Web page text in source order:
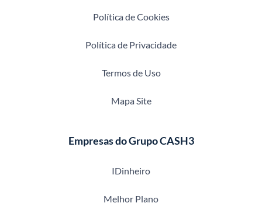
Política de Cookies
Política de Privacidade
Termos de Uso
Mapa Site
Empresas do Grupo CASH3
IDinheiro
Melhor Plano